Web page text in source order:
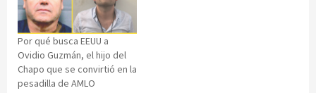
Por qué busca EEUU a
Ovidio Guzmán, el hijo del
Chapo que se convirtió en la
pesadilla de AMLO